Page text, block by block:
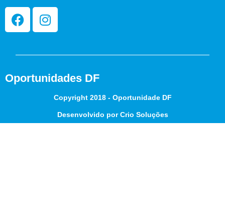
Oportunidades DF
Copyright 2018 - Oportunidade DF
Desenvolvido por Crio Soluções